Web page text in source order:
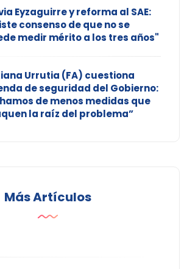
Eyzaguirre y reforma al SAE:
consenso de que no se
medir mérito a los tres años"
Urrutia (FA) cuestiona
de seguridad del Gobierno:
de menos medidas que
la raíz del problema”
Más Artículos